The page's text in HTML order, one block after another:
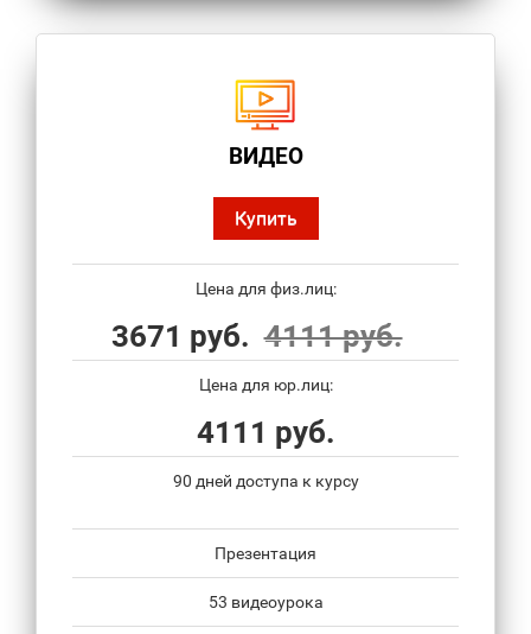
ВИДЕО
Купить
Цена для физ.лиц:
3671 руб. 4111 руб.
Цена для юр.лиц:
4111 руб.
90 дней доступа к курсу
Презентация
53 видеоурока